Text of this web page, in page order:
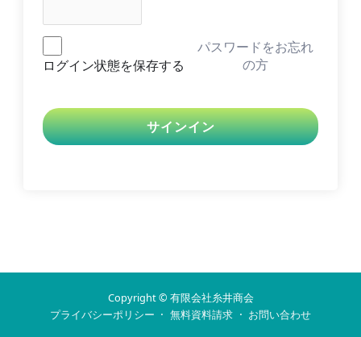
ログイン状態を保存する
パスワードをお忘れ
の方
サインイン
Copyright © 有限会社糸井商会
プライバシーポリシー · 無料資料請求 · お問い合わせ